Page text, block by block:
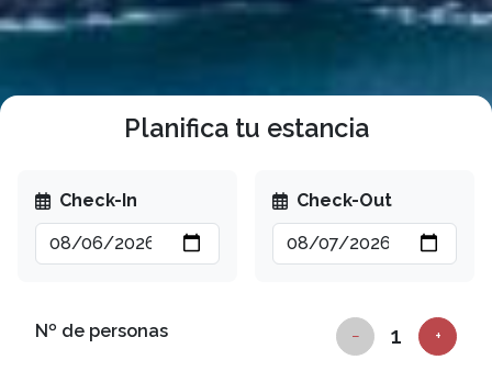
Planifica tu estancia
Check-In Check-Out
Nº de personas − +